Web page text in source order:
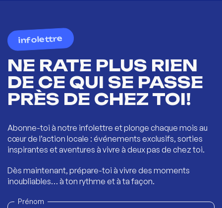
infolettre
NE RATE PLUS RIEN
DE CE QUI SE PASSE
PRÈS DE CHEZ TOI!
Abonne-toi à notre infolettre et plonge chaque mois au
cœur de l’action locale : événements exclusifs, sorties
inspirantes et aventures à vivre à deux pas de chez toi.
Dès maintenant, prépare-toi à vivre des moments
inoubliables… à ton rythme et à ta façon.
Prénom